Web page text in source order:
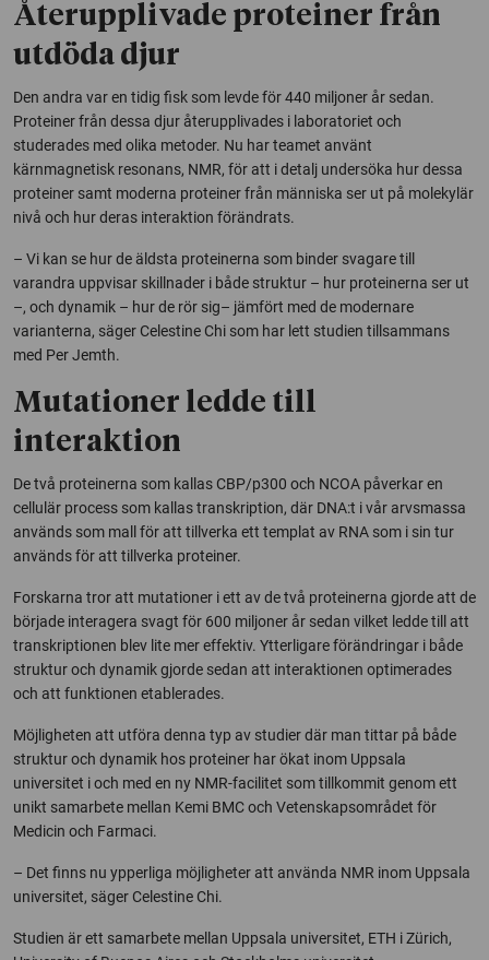
Återupplivade proteiner från
utdöda djur
Den andra var en tidig fisk som levde för 440 miljoner år sedan.
Proteiner från dessa djur återupplivades i laboratoriet och
studerades med olika metoder. Nu har teamet använt
kärnmagnetisk resonans, NMR, för att i detalj undersöka hur dessa
proteiner samt moderna proteiner från människa ser ut på molekylär
nivå och hur deras interaktion förändrats.
– Vi kan se hur de äldsta proteinerna som binder svagare till
varandra uppvisar skillnader i både struktur – hur proteinerna ser ut
–, och dynamik – hur de rör sig– jämfört med de modernare
varianterna, säger Celestine Chi som har lett studien tillsammans
med Per Jemth.
Mutationer ledde till
interaktion
De två proteinerna som kallas CBP/p300 och NCOA påverkar en
cellulär process som kallas transkription, där DNA:t i vår arvsmassa
används som mall för att tillverka ett templat av RNA som i sin tur
används för att tillverka proteiner.
Forskarna tror att mutationer i ett av de två proteinerna gjorde att de
började interagera svagt för 600 miljoner år sedan vilket ledde till att
transkriptionen blev lite mer effektiv. Ytterligare förändringar i både
struktur och dynamik gjorde sedan att interaktionen optimerades
och att funktionen etablerades.
Möjligheten att utföra denna typ av studier där man tittar på både
struktur och dynamik hos proteiner har ökat inom Uppsala
universitet i och med en ny NMR-facilitet som tillkommit genom ett
unikt samarbete mellan Kemi BMC och Vetenskapsområdet för
Medicin och Farmaci.
– Det finns nu ypperliga möjligheter att använda NMR inom Uppsala
universitet, säger Celestine Chi.
Studien är ett samarbete mellan Uppsala universitet, ETH i Zürich,